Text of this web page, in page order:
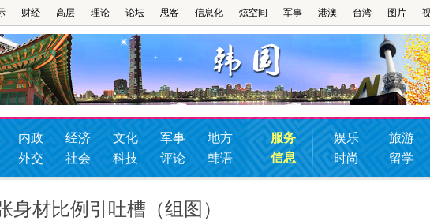
财经 高层 理论 论坛 思客 信息化 炫空间 军事 港澳 台湾 图片
内政 经济 文化 军事
地方
外交
社会 科技 评论 韩语
服务
信息
娱乐
旅游
时尚
留学
身材比例引吐槽（组图）